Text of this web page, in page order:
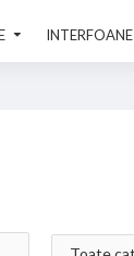
INTERFOANE